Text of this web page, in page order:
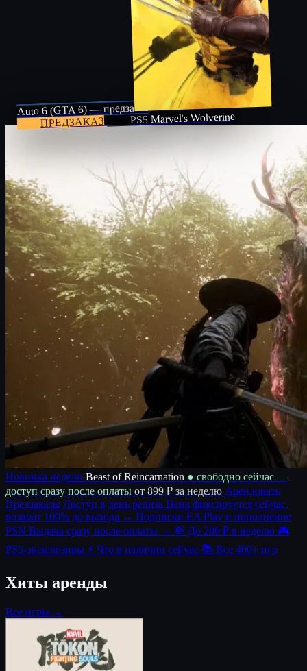
Auto 6 (GTA 6) — предзаказ
ПРЕДЗАКАЗ PS5 Marvel's Wolverine
Новинка недели Beast of Reincarnation ● свободно сейчас —
доступ сразу после оплаты от 899 ₽ за неделю Арендовать
Предзаказы Доступ в день релиза Цена фиксируется сейчас,
возврат 100% до выхода → Подписки EA Play и пополнение
PSN Выдача сразу после оплаты → 💸 До 200 ₽ в неделю 🎮
PS5-эксклюзивы ⚡ Что в наличии сейчас 📚 Все 400+ игр
Хиты аренды
Все игры →